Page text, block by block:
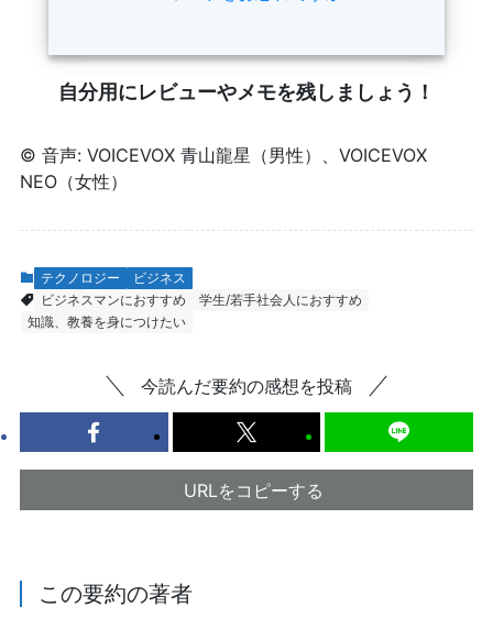
自分用にレビューやメモを残しましょう！
© 音声: VOICEVOX 青山龍星（男性）、VOICEVOX
NEO（女性）
テクノロジー
ビジネス
ビジネスマンにおすすめ
学生/若手社会人におすすめ
知識、教養を身につけたい
今読んだ要約の感想を投稿
URLをコピーする
この要約の著者